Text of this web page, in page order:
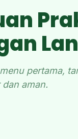
pertama,
aman.